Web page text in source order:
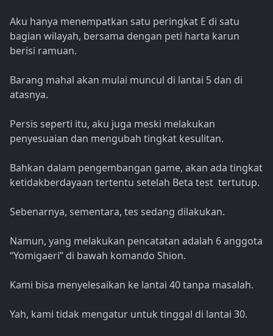
Aku hanya menempatkan satu peringkat E di satu
bagian wilayah, bersama dengan peti harta karun
berisi ramuan.
Barang mahal akan mulai muncul di lantai 5 dan di
atasnya.
Persis seperti itu, aku juga meski melakukan
penyesuaian dan mengubah tingkat kesulitan.
Bahkan dalam pengembangan game, akan ada tingkat
ketidakberdayaan tertentu setelah Beta test tertutup.
Sebenarnya, sementara, tes sedang dilakukan.
Namun, yang melakukan pencatatan adalah 6 anggota
“Yomigaeri” di bawah komando Shion.
Kami bisa menyelesaikan ke lantai 40 tanpa masalah.
Yah, kami tidak mengatur untuk tinggal di lantai 30.